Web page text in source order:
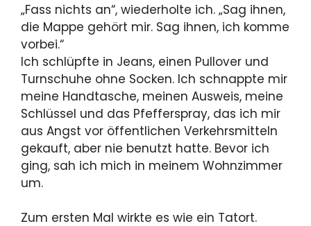
„Fass nichts an“, wiederholte ich. „Sag ihnen,
die Mappe gehört mir. Sag ihnen, ich komme
vorbei.“
Ich schlüpfte in Jeans, einen Pullover und
Turnschuhe ohne Socken. Ich schnappte mir
meine Handtasche, meinen Ausweis, meine
Schlüssel und das Pfefferspray, das ich mir
aus Angst vor öffentlichen Verkehrsmitteln
gekauft, aber nie benutzt hatte. Bevor ich
ging, sah ich mich in meinem Wohnzimmer
um.
Zum ersten Mal wirkte es wie ein Tatort.